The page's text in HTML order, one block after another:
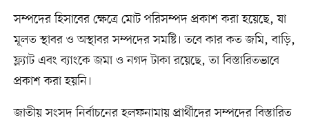
সম্পদের হিসাবের ক্ষেত্রে মোট পরিসম্পদ প্রকাশ করা হয়েছে, যা
মূলত স্থাবর ও অস্থাবর সম্পদের সমষ্টি। তবে কার কত জমি, বাড়ি,
ফ্ল্যাট এবং ব্যাংকে জমা ও নগদ টাকা রয়েছে, তা বিস্তারিতভাবে
প্রকাশ করা হয়নি।
জাতীয় সংসদ নির্বাচনের হলফনামায় প্রার্থীদের সম্পদের বিস্তারিত